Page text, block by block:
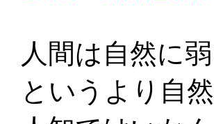
人間は自然に弱
というより自